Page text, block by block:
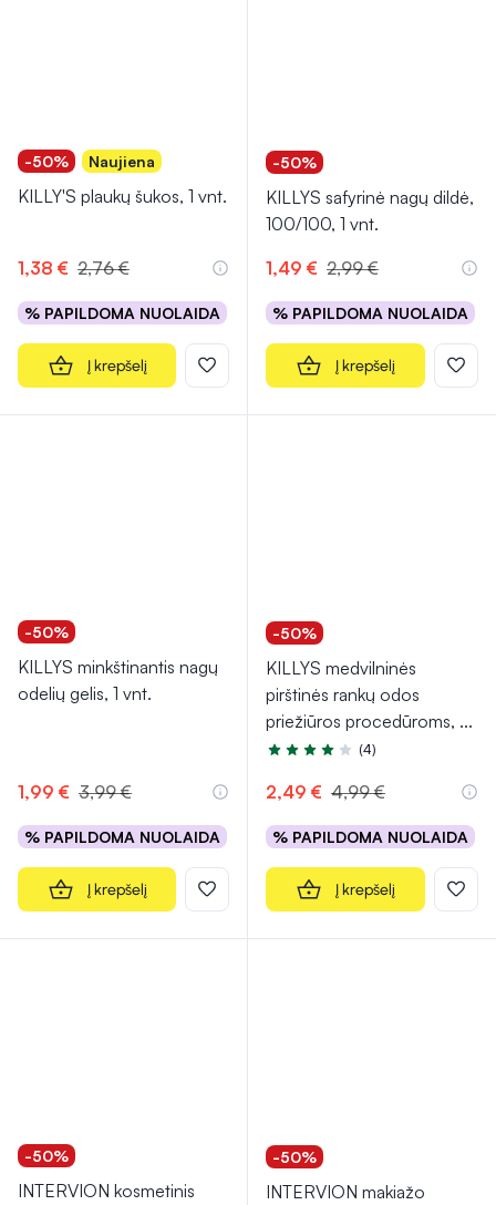
-50% Naujiena
KILLY'S plaukų šukos, 1 vnt.
1,38 € 2,76 €
% PAPILDOMA NUOLAIDA
Į krepšelį
-50%
KILLYS safyrinė nagų dildė,
100/100, 1 vnt.
1,49 € 2,99 €
% PAPILDOMA NUOLAIDA
Į krepšelį
-50%
KILLYS minkštinantis nagų
odelių gelis, 1 vnt.
1,99 € 3,99 €
% PAPILDOMA NUOLAIDA
Į krepšelį
-50%
KILLYS medvilninės
pirštinės rankų odos
priežiūros procedūroms, ...
Įvertinimas 4.0 iš 5
(4)
2,49 € 4,99 €
% PAPILDOMA NUOLAIDA
Į krepšelį
-50%
INTERVION kosmetinis
-50%
INTERVION makiažo